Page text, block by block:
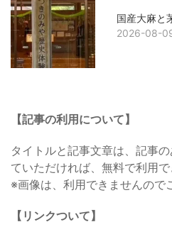
国産大麻と
2026-08-
【記事の利用について】
タイトルと記事文章は、記事
ていただければ、無料で利用で
※画像は、利用できませんので
【リンクついて】